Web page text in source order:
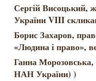
Сергій Висоцький,
України VIII
Борис Захаров,
«Людина і право»,
Ганна Морозовська,
НАН України) )